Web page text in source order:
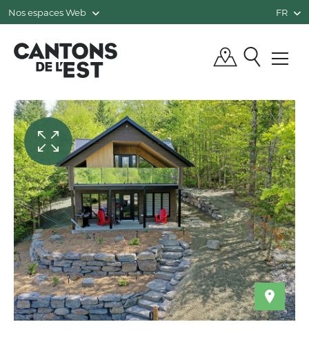
Nos espaces Web FR